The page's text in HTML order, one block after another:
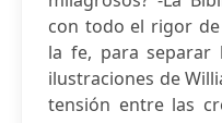
con todo el rigor
la fe, para separar
ilustraciones de
tensión entre las